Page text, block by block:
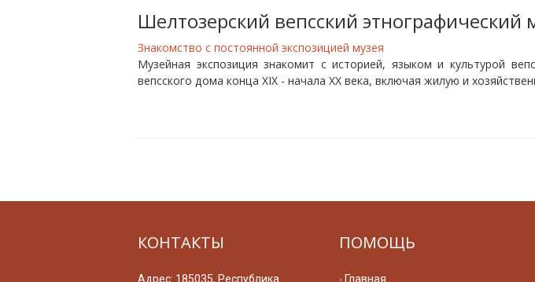
Шелтозерский вепсский
Знакомство с постоянной экспозицией музея
Музейная экспозиция знакомит с историей, языком и культурой
вепсского дома конца XIX - начала XX века, включая жилую и
ПОМОЩЬ
Главная
КОНТАКТЫ
Адрес: 185035, Республика